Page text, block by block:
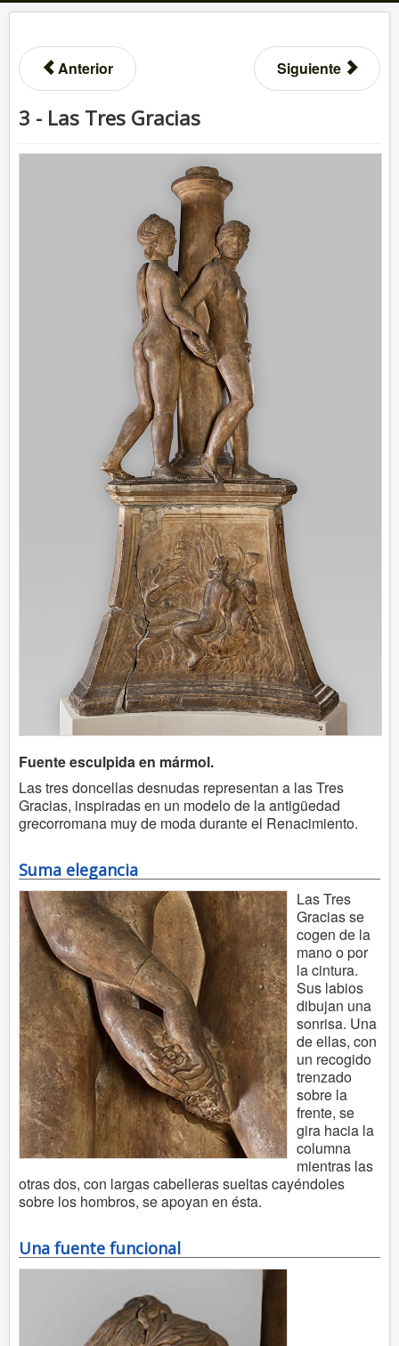
Anterior Siguiente
3 - Las Tres Gracias
Fuente esculpida en mármol.
Las tres doncellas desnudas representan a las Tres
Gracias, inspiradas en un modelo de la antigüedad
grecorromana muy de moda durante el Renacimiento.
Suma elegancia
Las Tres
Gracias se
cogen de la
mano o por
la cintura.
Sus labios
dibujan una
sonrisa. Una
de ellas, con
un recogido
trenzado
sobre la
frente, se
gira hacia la
columna
mientras las
otras dos, con largas cabelleras sueltas cayéndoles
sobre los hombros, se apoyan en ésta.
Una fuente funcional